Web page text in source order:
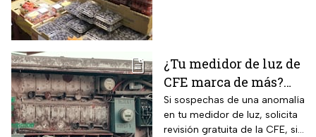
¿Tu medidor de luz de
CFE marca de más?
Así puedes saber si
presenta una falla
Si sospechas de una anomalía
en tu medidor de luz, solicita
revisión gratuita de la CFE, si